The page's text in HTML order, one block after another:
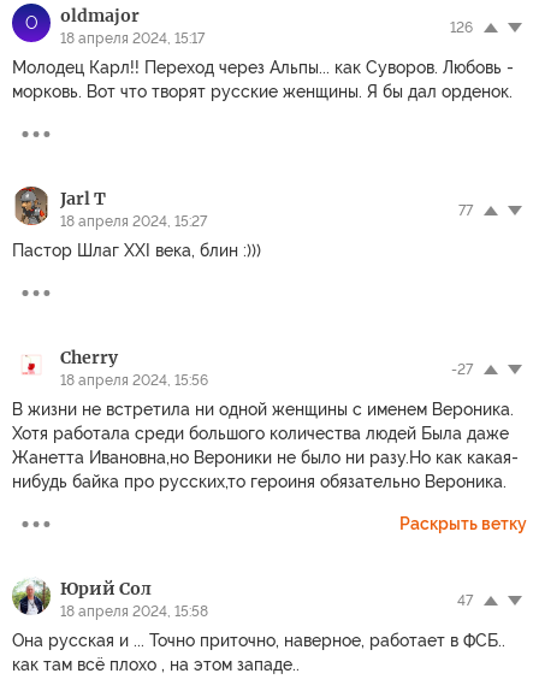
O oldmajor
18 апреля 2024, 15:17
126
Молодец Карл!! Переход через Альпы... как Суворов. Любовь -
морковь. Вот что творят русские женщины. Я бы дал орденок.
Jarl T
18 апреля 2024, 15:27
77
Пастор Шлаг XXI века, блин :)))
Cherry
18 апреля 2024, 15:56
-27
В жизни не встретила ни одной женщины с именем Вероника.
Хотя работала среди большого количества людей Была даже
Жанетта Ивановна,но Вероники не было ни разу.Но как какая-
нибудь байка про русских,то героиня обязательно Вероника.
Раскрыть ветку
Юрий Сол
18 апреля 2024, 15:58
47
Она русская и ... Точно приточно, наверное, работает в ФСБ..
как там всё плохо , на этом западе..